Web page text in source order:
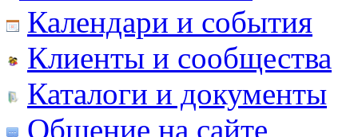
Календари и события
Клиенты и сообщества
Каталоги и документы
Общение на сайте